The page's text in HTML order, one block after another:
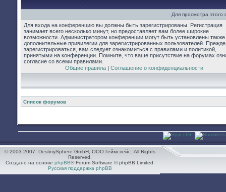
Для просмотра
Для входа на конференцию вы должны быть зарегистрированы. Регистрация
занимает всего несколько минут, но предоставляет вам более широкие
возможности. Администратором конференции могут быть установлены также
дополнительные привилегии для зарегистрированных пользователей.
зарегистрироваться, вам следует ознакомиться с правилами и политикой,
принятыми на конференции. Помните, что ваше присутствие на форумах
согласие со всеми правилами.
Общие правила| Соглашение о конфиденциальности
Список форумов
© 2003-2007. DestinySphere GmbH, ООО Геймспейс. All Rights
Reserved.
Создано на основе phpBB® Forum Software © phpBB Limited.
Русская поддержка phpBB